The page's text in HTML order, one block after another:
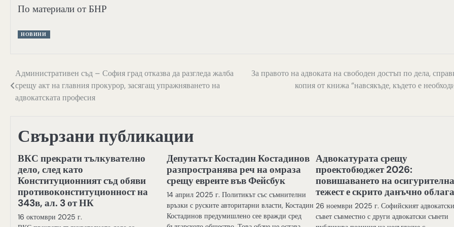
По материали от БНР
НОВИНИ
Навигация
Административен съд – София град отказва да разгледа жалба
срещу акт на главния прокурор, засягащ упражняването на
адвокатската професия
За правото на адвоката на свободен достъп по дела,
копия от книжа “навсякъде, където е
Свързани публикации
ВКС прекрати тълкувателно
дело, след като
Конституционният съд обяви
противоконституционност на
343в, ал. 3 от НК
16 октомври 2025 г.
Депутатът Костадин Костадинов
разпространява реч на омраза
срещу евреите във Фейсбук
14 април 2025 г. Политикът със съмнителни
връзки с руските авторитарни власти, Костадин
Костадинов предумишлено сее вражди сред
Адвокатурата срещу
проектобюджет 2026:
повишаването на
тежест е скрито данъчно
26 ноември 2025 г. Софийският
съвет съвместно с други адвокатски съвети